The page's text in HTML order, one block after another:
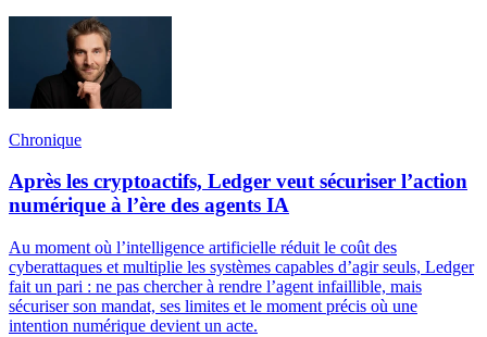
Chronique
Après les cryptoactifs, Ledger veut sécuriser l’action
numérique à l’ère des agents IA
Au moment où l’intelligence artificielle réduit le coût des
cyberattaques et multiplie les systèmes capables d’agir seuls, Ledger
fait un pari : ne pas chercher à rendre l’agent infaillible, mais
sécuriser son mandat, ses limites et le moment précis où une
intention numérique devient un acte.